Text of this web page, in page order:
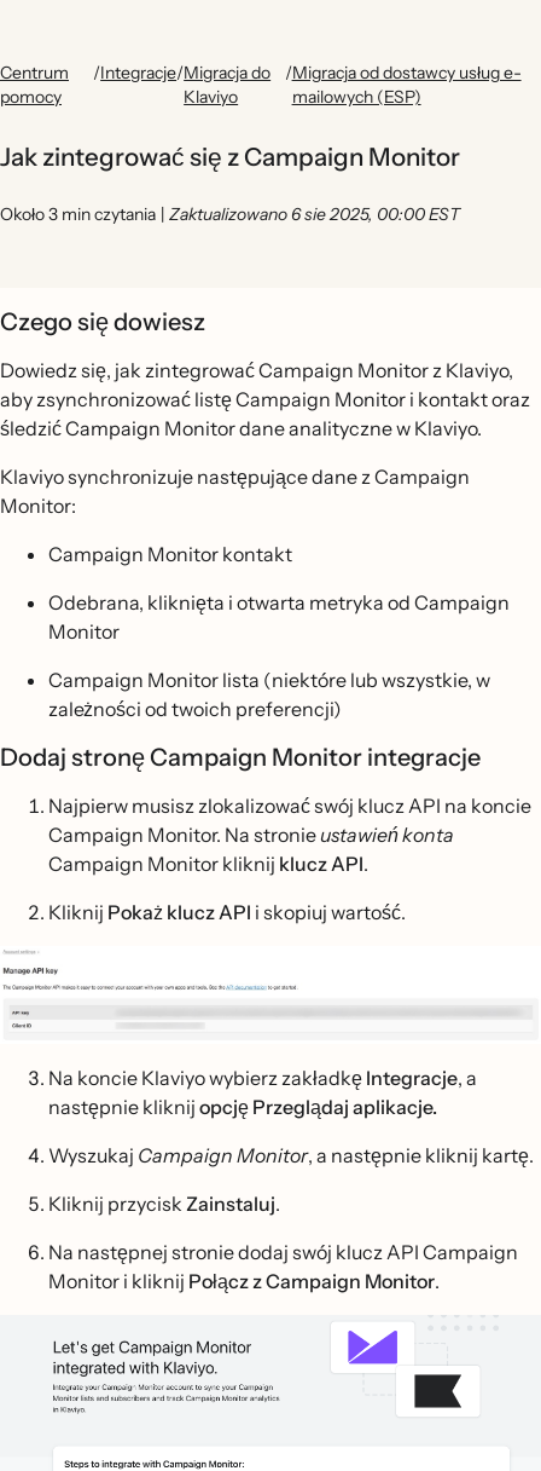
Centrum
pomocy
/Integracje/Migracja do
Klaviyo
/Migracja od dostawcy usług e-
mailowych (ESP)
Jak zintegrować się z Campaign Monitor
Około 3 min czytania | Zaktualizowano 6 sie 2025, 00:00 EST
Czego się dowiesz
Dowiedz się, jak zintegrować Campaign Monitor z Klaviyo,
aby zsynchronizować listę Campaign Monitor i kontakt oraz
śledzić Campaign Monitor dane analityczne w Klaviyo.
Klaviyo synchronizuje następujące dane z Campaign
Monitor:
Campaign Monitor kontakt
Odebrana, kliknięta i otwarta metryka od Campaign
Monitor
Campaign Monitor lista (niektóre lub wszystkie, w
zależności od twoich preferencji)
Dodaj stronę Campaign Monitor integracje
Najpierw musisz zlokalizować swój klucz API na koncie
Campaign Monitor. Na stronieustawień konta
Campaign Monitor kliknij klucz API.
Kliknij Pokaż klucz API i skopiuj wartość.
Na koncie Klaviyo wybierz zakładkę Integracje, a
następnie kliknij opcję Przeglądaj aplikacje.
Wyszukaj Campaign Monitor, a następnie kliknij kartę.
Kliknij przycisk Zainstaluj.
Na następnej stronie dodaj swój klucz API Campaign
Monitor i kliknij Połącz z Campaign Monitor.